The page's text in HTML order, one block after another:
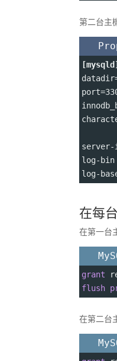
第二台主
[mysqld]
datadir
port=
log-bin
log-
在每
在第一台
grant
flush
在第二台